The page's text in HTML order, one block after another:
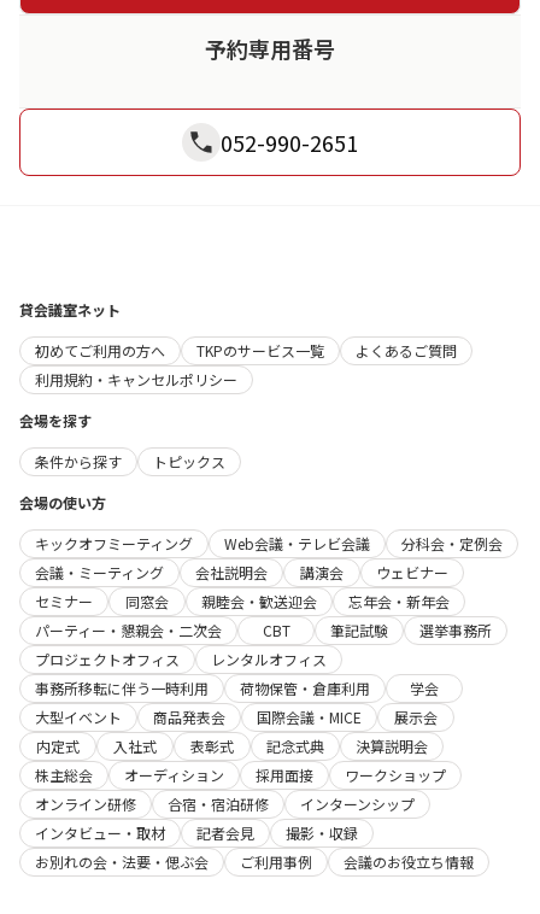
予約専用番号
052-990-2651
貸会議室ネット
初めてご利用の方へ
TKPのサービス一覧
よくあるご質問
利用規約・キャンセルポリシー
会場を探す
条件から探す
トピックス
会場の使い方
キックオフミーティング
Web会議・テレビ会議
分科会・定例会
会議・ミーティング
会社説明会 講演会
ウェビナー
セミナー
同窓会 親睦会・歓送迎会
忘年会・新年会
パーティー・懇親会・二次会
CBT 筆記試験
選挙事務所
プロジェクトオフィス
レンタルオフィス
事務所移転に伴う一時利用
荷物保管・倉庫利用
学会
大型イベント
商品発表会 国際会議・MICE
展示会
内定式
入社式 表彰式 記念式典
決算説明会
株主総会
オーディション 採用面接
ワークショップ
オンライン研修
合宿・宿泊研修
インターンシップ
インタビュー・取材
記者会見
撮影・収録
お別れの会・法要・偲ぶ会
ご利用事例 会議のお役立ち情報